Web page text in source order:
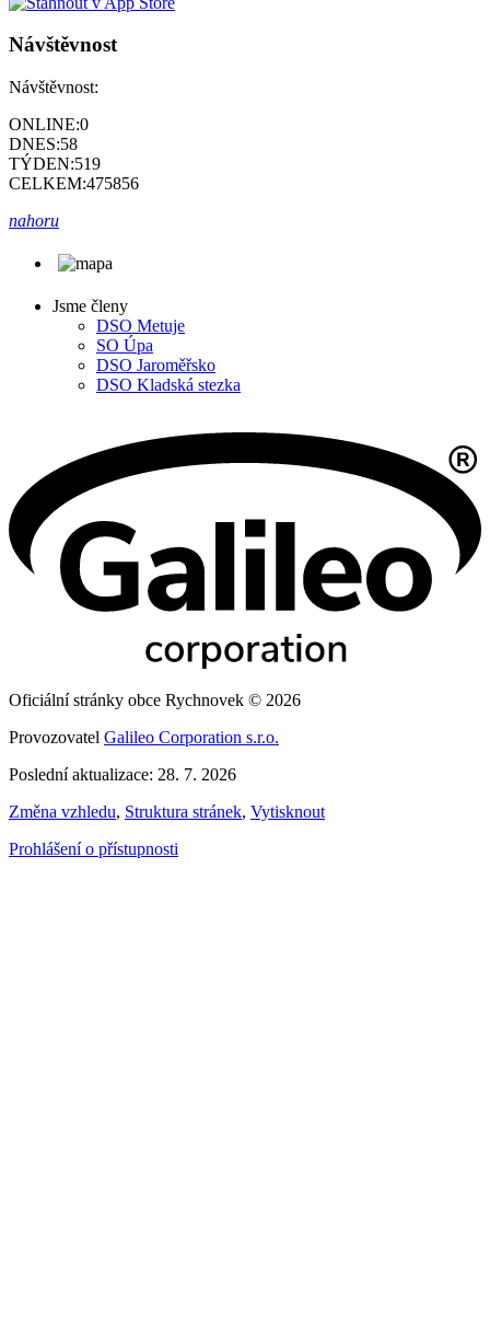
Návštěvnost
Návštěvnost:
ONLINE:0
DNES:58
TÝDEN:519
CELKEM:475856
nahoru
Jsme členy
DSO Metuje
SO Úpa
DSO Jaroměřsko
DSO Kladská stezka
Oficiální stránky obce Rychnovek © 2026
Provozovatel Galileo Corporation s.r.o.
Poslední aktualizace: 28. 7. 2026
Změna vzhledu, Struktura stránek, Vytisknout
Prohlášení o přístupnosti